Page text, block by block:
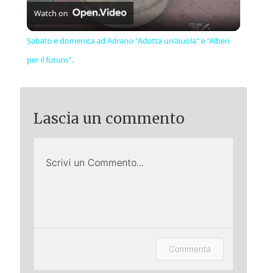
Video
Watch on
Sabato e domenica ad Adrano "Adotta un'aiuola" e "Alberi
per il futuro".
Lascia un commento
Scrivi un Commento...
Lascia un commento (accesso
Commenta